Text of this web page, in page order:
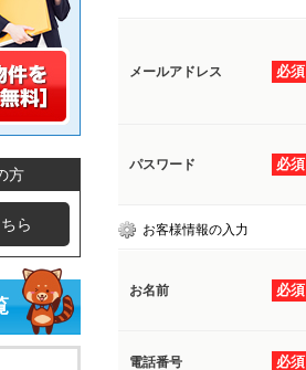
必須
メールアドレス
必須
パスワード
お客様情報の入力
必須
お名前
必須
電話番号
方
ら